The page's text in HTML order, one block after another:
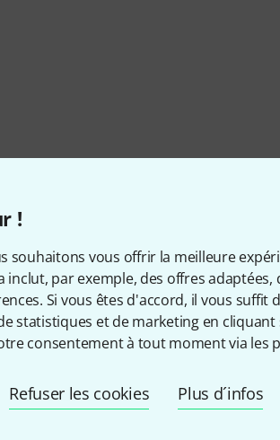
!
souhaitons vous offrir la meilleure
inclut, par exemple, des offres
Si vous êtes d'accord, il vous suffit
statistiques et de marketing en
consentement à tout moment via les
Refuser les cookies Plus d´infos
ce que vous voyez ?
Aide et commentaires